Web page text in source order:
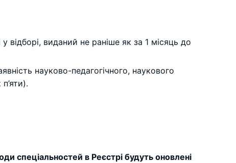
виданий не раніше як за 1 місяць до
науково-педагогічного, наукового
спеціальностей в Реєстрі будуть оновлені